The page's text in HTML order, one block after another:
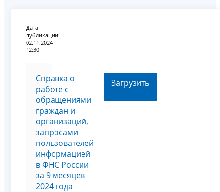
Дата
публикации:
02.11.2024
12:30
Справка о
работе с
обращениями
граждан и
организаций,
запросами
пользователей
информацией
в ФНС России
за 9 месяцев
2024 года
Загрузить